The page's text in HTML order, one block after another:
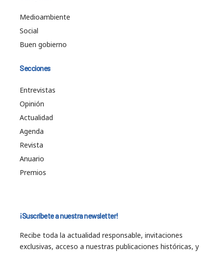
Medioambiente
Social
Buen gobierno
Secciones
Entrevistas
Opinión
Actualidad
Agenda
Revista
Anuario
Premios
¡Suscríbete a nuestra newsletter!
Recibe toda la actualidad responsable, invitaciones
exclusivas, acceso a nuestras publicaciones históricas, y